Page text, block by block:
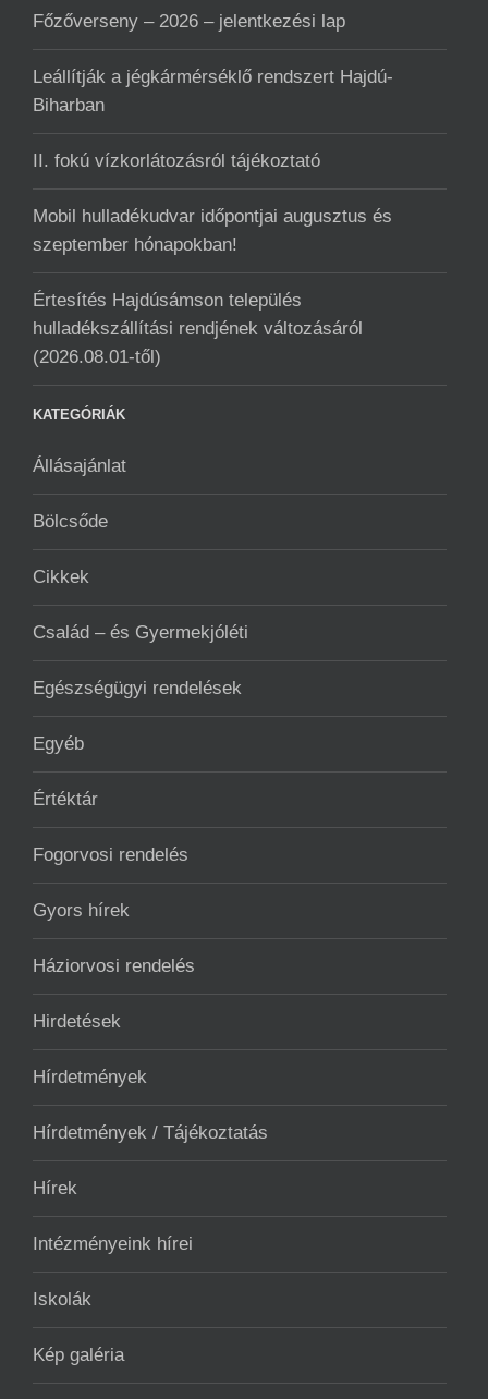
Főzőverseny – 2026 – jelentkezési lap
Leállítják a jégkármérséklő rendszert Hajdú-
Biharban
II. fokú vízkorlátozásról tájékoztató
Mobil hulladékudvar ️időpontjai augusztus és
szeptember hónapokban!
Értesítés Hajdúsámson település
hulladékszállítási rendjének változásáról
(2026.08.01-től)
KATEGÓRIÁK
Állásajánlat
Bölcsőde
Cikkek
Család – és Gyermekjóléti
Egészségügyi rendelések
Egyéb
Értéktár
Fogorvosi rendelés
Gyors hírek
Háziorvosi rendelés
Hirdetések
Hírdetmények
Hírdetmények / Tájékoztatás
Hírek
Intézményeink hírei
Iskolák
Kép galéria